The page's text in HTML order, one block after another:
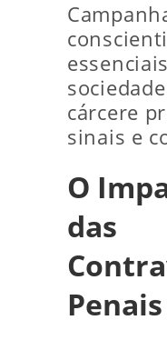
cárcere
sinais e
O
das
Penais